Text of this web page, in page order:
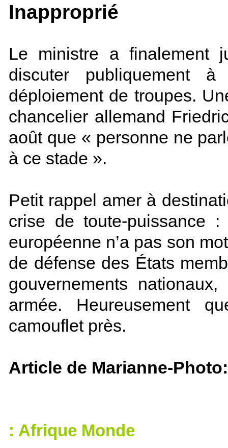
Inapproprié
Le ministre a finalement
discuter publiquement
déploiement de troupes.
chancelier allemand
août que « personne ne
à ce stade ».
Petit rappel amer à
crise de toute-puissance
européenne n’a pas son
de défense des États
gouvernements
armée. Heureusement
camouflet près.
Article de Marianne-
: Afrique Monde